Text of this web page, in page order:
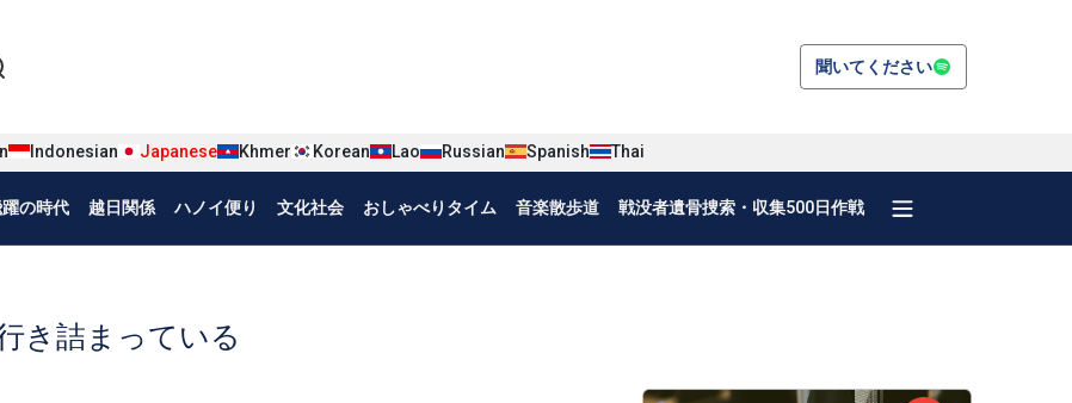
tiếng Nhật 聞いてください
Indonesian Japanese Khmer Korean Lao Russian Spanish Thai
の時代 越日関係 ハノイ便り 文化社会 おしゃべりタイム 音楽散歩道 戦没者遺骨捜索・収集500日作戦
き詰まっている